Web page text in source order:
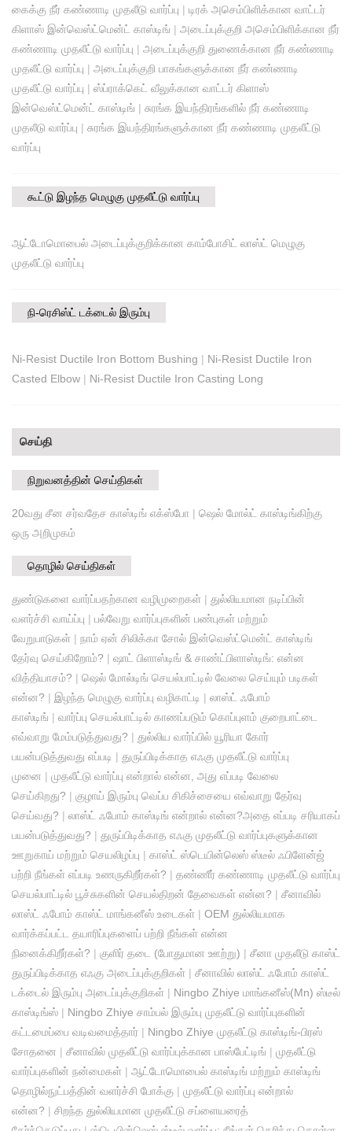
கைக்கு நீர் கண்ணாடி முதலீடு வார்ப்பு | டிரக் அசெம்பிளிக்கான வாட்டர்
கிளாஸ் இன்வெஸ்ட்மென்ட் காஸ்டிங் | அடைப்புக்குறி அசெம்பிளிக்கான நீர்
கண்ணாடி முதலீட்டு வார்ப்பு | அடைப்புக்குறி துணைக்கான நீர் கண்ணாடி
முதலீட்டு வார்ப்பு | அடைப்புக்குறி பாகங்களுக்கான நீர் கண்ணாடி
முதலீட்டு வார்ப்பு | ஸ்ப்ராக்கெட் வீலுக்கான வாட்டர் கிளாஸ்
இன்வெஸ்ட்மென்ட் காஸ்டிங் | சுரங்க இயந்திரங்களில் நீர் கண்ணாடி
முதலீடு வார்ப்பு | சுரங்க இயந்திரங்களுக்கான நீர் கண்ணாடி முதலீட்டு
வார்ப்பு
கூட்டு இழந்த மெழுகு முதலீட்டு வார்ப்பு
ஆட்டோமொபைல் அடைப்புக்குறிக்கான காம்போசிட் லாஸ்ட் மெழுகு
முதலீட்டு வார்ப்பு
நி-ரெசிஸ்ட் டக்டைல் ​​இரும்பு
Ni-Resist Ductile Iron Bottom Bushing | Ni-Resist Ductile Iron
Casted Elbow | Ni-Resist Ductile Iron Casting Long
செய்தி
நிறுவனத்தின் செய்திகள்
20வது சீன சர்வதேச காஸ்டிங் எக்ஸ்போ | ஷெல் மோல்ட் காஸ்டிங்கிற்கு
ஒரு அறிமுகம்
தொழில் செய்திகள்
துண்டுகளை வார்ப்பதற்கான வழிமுறைகள் | துல்லியமான நடிப்பின்
வளர்ச்சி வாய்ப்பு | பல்வேறு வார்ப்புகளின் பண்புகள் மற்றும்
வேறுபாடுகள் | நாம் ஏன் சிலிக்கா சோல் இன்வெஸ்ட்மென்ட் காஸ்டிங்
தேர்வு செய்கிறோம்? | ஷாட் பிளாஸ்டிங் & சாண்ட்பிளாஸ்டிங்: என்ன
வித்தியாசம்? | ஷெல் மோல்டிங் செயல்பாட்டில் வேலை செய்யும் படிகள்
என்ன? | இழந்த மெழுகு வார்ப்பு வழிகாட்டி | லாஸ்ட் ஃபோம்
காஸ்டிங் | வார்ப்பு செயல்பாட்டில் காணப்படும் கொப்புளம் குறைபாட்டை
எவ்வாறு மேம்படுத்துவது? | துல்லிய வார்ப்பில் யூரியா கோர்
பயன்படுத்துவது எப்படி | துருப்பிடிக்காத எஃகு முதலீட்டு வார்ப்பு
முனை | முதலீட்டு வார்ப்பு என்றால் என்ன, அது எப்படி வேலை
செய்கிறது? | குழாய் இரும்பு வெப்ப சிகிச்சையை எவ்வாறு தேர்வு
செய்வது? | லாஸ்ட் ஃபோம் காஸ்டிங் என்றால் என்ன?அதை எப்படி சரியாகப்
பயன்படுத்துவது? | துருப்பிடிக்காத எஃகு முதலீட்டு வார்ப்புகளுக்கான
ஊறுகாய் மற்றும் செயலிழப்பு | காஸ்ட் ஸ்டெயின்லெஸ் ஸ்டீல் ஃபிளேன்ஜ்
பற்றி நீங்கள் எப்படி உணருகிறீர்கள்? | தண்ணீர் கண்ணாடி முதலீட்டு வார்ப்பு
செயல்பாட்டில் பூச்சுகளின் செயல்திறன் தேவைகள் என்ன? | சீனாவில்
லாஸ்ட் ஃபோம் காஸ்ட் மாங்கனீஸ் உடைகள் | OEM துல்லியமாக
வார்க்கப்பட்ட தயாரிப்புகளைப் பற்றி நீங்கள் என்ன
நினைக்கிறீர்கள்? | குளிர் தடை (போதுமான ஊற்று) | சீனா முதலீடு காஸ்ட்
துருப்பிடிக்காத எஃகு அடைப்புக்குறிகள் | சீனாவில் லாஸ்ட் ஃபோம் காஸ்ட்
டக்டைல் ​​இரும்பு அடைப்புக்குறிகள் | Ningbo Zhiye மாங்கனீஸ்(Mn) ஸ்டீல்
காஸ்டிங்ஸ் | Ningbo Zhiye சாம்பல் இரும்பு முதலீட்டு வார்ப்புகளின்
கட்டமைப்பை வடிவமைத்தார் | Ningbo Zhiye முதலீட்டு காஸ்டிங்-பிரஸ்
சோதனை | சீனாவில் முதலீட்டு வார்ப்புக்கான பாஸ்பேட்டிங் | முதலீட்டு
வார்ப்புகளின் நன்மைகள் | ஆட்டோமொபைல் காஸ்டிங் மற்றும் காஸ்டிங்
தொழில்நுட்பத்தின் வளர்ச்சி போக்கு | முதலீட்டு வார்ப்பு என்றால்
என்ன? | சிறந்த துல்லியமான முதலீட்டு சப்ளையரைத்